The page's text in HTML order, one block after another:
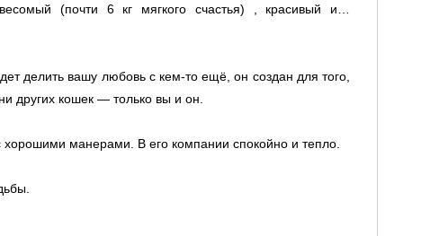
(почти 6 кг мягкого счастья) , красивый и…
делить вашу любовь с кем-то ещё, он создан для того,
других кошек — только вы и он.
манерами. В его компании спокойно и тепло.